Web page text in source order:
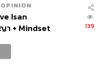
าปลาสลิดฟู
บน้ำซุปทำให้มีกลิ่น
อสพริกที่เติมไวน์แดง
วามสดชื่นตัดกับรสเผ็ด
OPINION
Isan
า + Mindset
139